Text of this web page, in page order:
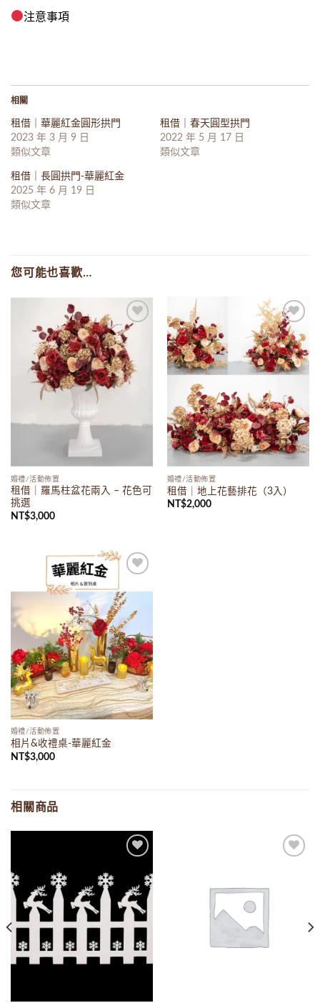
注意事項
相關
租借｜華麗紅金圓形拱門
2023 年 3 月 9 日
類似文章
租借｜春天圓型拱門
2022 年 5 月 17 日
類似文章
租借｜長圓拱門-華麗紅金
2025 年 6 月 19 日
類似文章
您可能也喜歡…
Add to
wishlist
婚禮/活動佈置
租借｜羅馬柱盆花兩入 – 花色可
挑選
NT$3,000
Add to
wishlist
婚禮/活動佈置
租借｜地上花藝排花（3入）
NT$2,000
wishlist
婚禮/活動佈置
相片&收禮桌-華麗紅金
NT$3,000
相關商品
wishlist